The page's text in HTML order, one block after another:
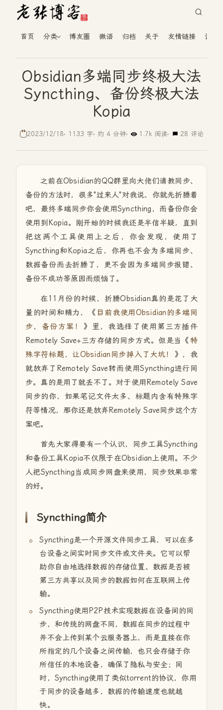
首页 分类 博友圈 微语 归档 关于 友情链接 读者
Obsidian多端同步终极大法
Syncthing、备份终极大法
Kopia
2023/12/18 1133 字 约 4 分钟 1.7k 阅读 28 评论
之前在Obsidian的QQ群里向大佬们请教同步、
备份的方法时，很多"过来人"对我说，你就先折腾着
吧，最终多端同步你会使用Syncthing，而备份你会
使用到Kopia。刚开始的时候我还是半信半疑，直到
把这两个工具使用上之后，你会发现，使用了
Syncthing和Kopia之后，你再也不会为多端同步、
数据备份而去折腾了，更不会因为多端同步报错、
备份不成功等原因而烦恼了。
在11月份的时候，折腾Obsidian真的是花了大
量的时间和精力，《 目前我使用Obsidian的多端同
步、备份方案！
》里，我选择了使用第三方插件
Remotely Save+三方存储的同步方式。但是当《特
殊字符标题，让Obsidian同步掉入了大坑！
》，我
就放弃了Remotely Save转而使用Syncthing进行同
步。真的是用了就丢不了。对于使用Remotely Save
同步的你，如果笔记文件太多、标题内含有特殊字
符等情况，那你还是放弃Remotely Save同步这个方
案吧。
首先大家得要有一个认识，同步工具Syncthing
和备份工具Kopia不仅限于在Obsidian上使用。不少
人把Syncthing当成同步网盘来使用，同步效果非常
的好。
Syncthing简介
Syncthing是一个开源文件同步工具，可以在多
台设备之间实时同步文件或文件夹。它可以帮
助你自由地选择数据的存储位置、数据是否被
第三方共享以及同步的数据如何在互联网上传
输。
Syncthing使用P2P技术实现数据在设备间的同
步，和传统的网盘不同，数据在同步的过程中
并不会上传到某个云服务器上，而是直接在你
所指定的几个设备之间传输，也只会存储于你
所信任的本地设备，确保了隐私与安全；同
时，Syncthing使用了类似torrent的协议，你用
于同步的设备越多，数据的传输速度也就越
快。